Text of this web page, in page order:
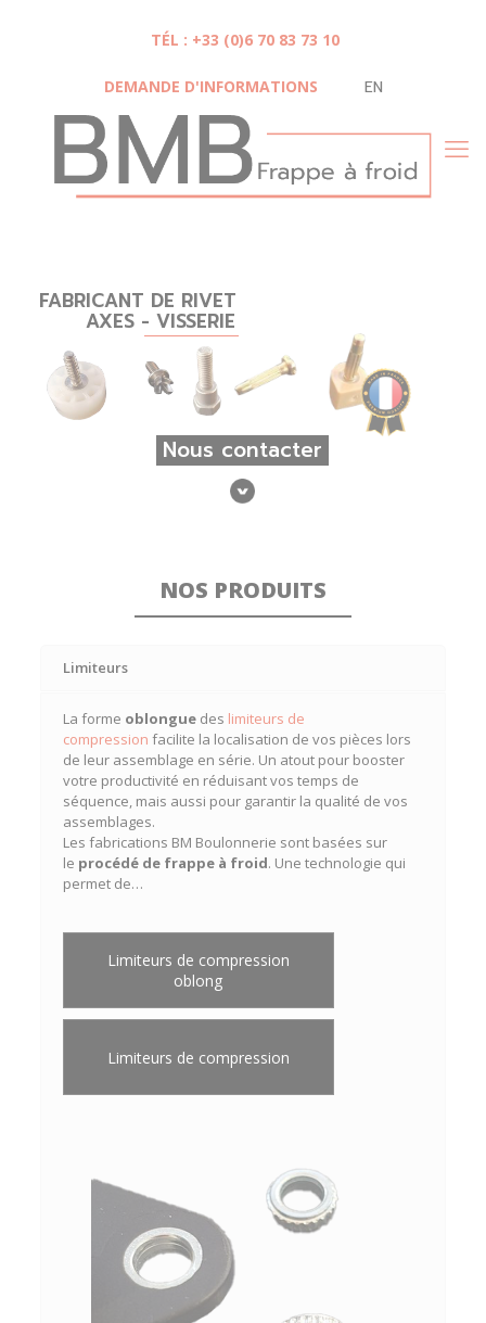
TÉL : +33 (0)6 70 83 73 10
DEMANDE D'INFORMATIONS EN
FABRICANT DE RIVET
AXES - VISSERIE
Nous contacter
NOS PRODUITS
Limiteurs
La forme oblonguedes limiteurs de
compression facilite la localisation de vos pièces lors
de leur assemblage en série. Un atout pour booster
votre productivité en réduisant vos temps de
séquence, mais aussi pour garantir la qualité de vos
assemblages.
Les fabrications BM Boulonnerie sont basées sur
le procédé de frappe à froid. Une technologie qui
permet de…
Limiteurs de compression
oblong
Limiteurs de compression